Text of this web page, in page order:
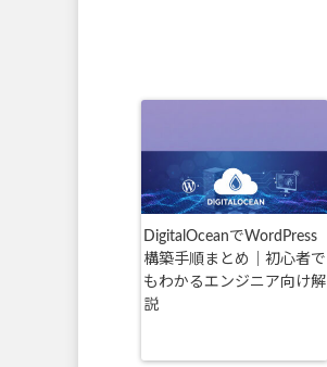
DigitalOceanでWordPress
構築手順まとめ｜初心者で
もわかるエンジニア向け解
説